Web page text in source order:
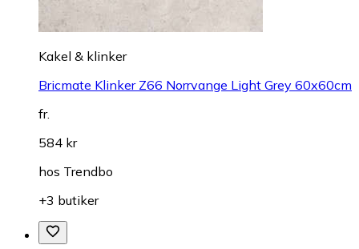
Kakel & klinker
Bricmate Klinker Z66 Norrvange Light Grey 60x60cm
fr.
584 kr
hos Trendbo
+3 butiker